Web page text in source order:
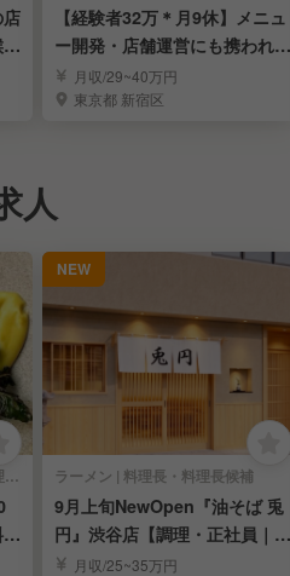
【経験者32万＊月9休】メニュ
ー開発・店舗運営にも携われる
料理長候補募集
月収/29~40万円
東京都 新宿区
人
イタリアン, 洋食・西洋料理 | 料理長・料理長候補
NEW
ラーメン | 料理長・料理長候補
9月上旬NewOpen『油そば 兎
円』渋谷店【調理・正社員｜店
長候補】
月収/25~35万円